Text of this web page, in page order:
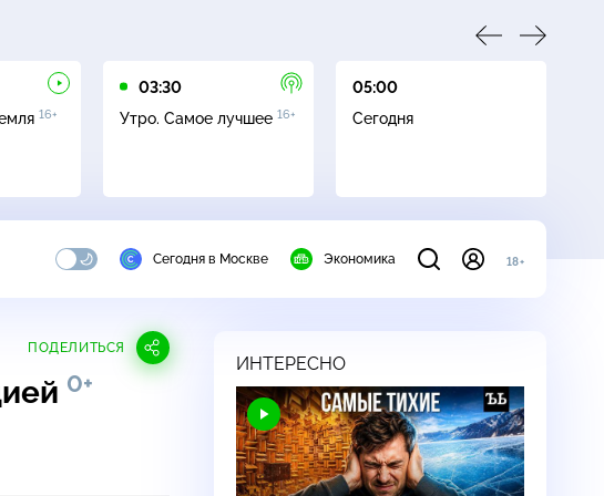
16+
03:30
Утро. Самое лучшее 16+
05:00
Сегодня
Сегодня в Москве Экономика 18+
ПОДЕЛИТЬСЯ
0+
ИНТЕРЕСНО